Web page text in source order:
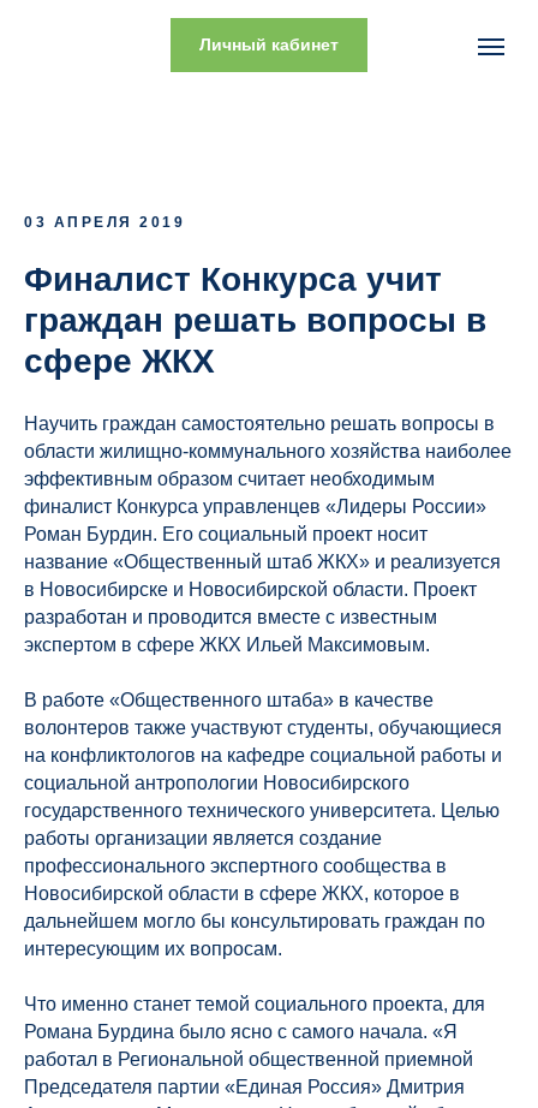
Личный кабинет
03 АПРЕЛЯ 2019
Финалист Конкурса учит
граждан решать вопросы в
сфере ЖКХ
Научить граждан самостоятельно решать вопросы в
области жилищно-коммунального хозяйства наиболее
эффективным образом считает необходимым
финалист Конкурса управленцев «Лидеры России»
Роман Бурдин. Его социальный проект носит
название «Общественный штаб ЖКХ» и реализуется
в Новосибирске и Новосибирской области. Проект
разработан и проводится вместе с известным
экспертом в сфере ЖКХ Ильей Максимовым.
В работе «Общественного штаба» в качестве
волонтеров также участвуют студенты, обучающиеся
на конфликтологов на кафедре социальной работы и
социальной антропологии Новосибирского
государственного технического университета. Целью
работы организации является создание
профессионального экспертного сообщества в
Новосибирской области в сфере ЖКХ, которое в
дальнейшем могло бы консультировать граждан по
интересующим их вопросам.
Что именно станет темой социального проекта, для
Романа Бурдина было ясно с самого начала. «Я
работал в Региональной общественной приемной
Председателя партии «Единая Россия» Дмитрия